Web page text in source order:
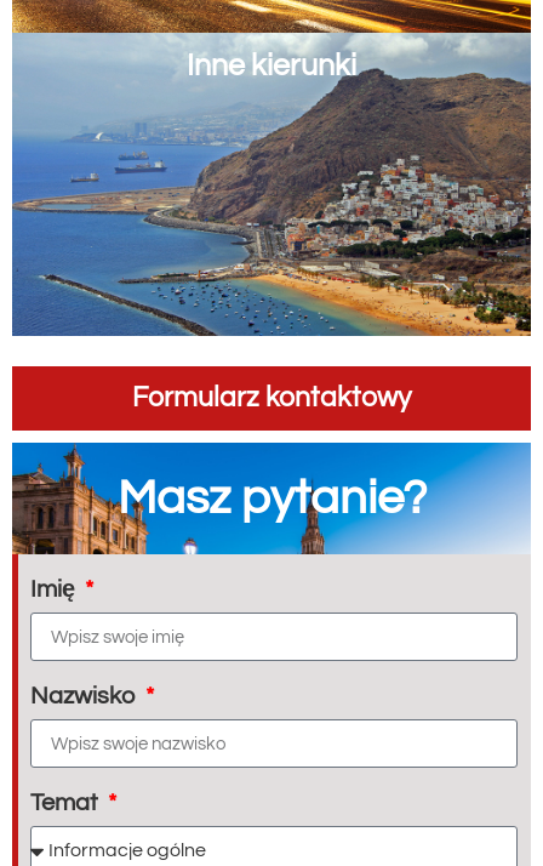
Inne kierunki
Formularz kontaktowy
Masz pytanie?
Imię
Nazwisko
Temat